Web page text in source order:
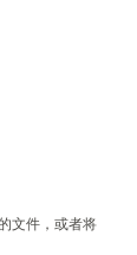
文件，或者将